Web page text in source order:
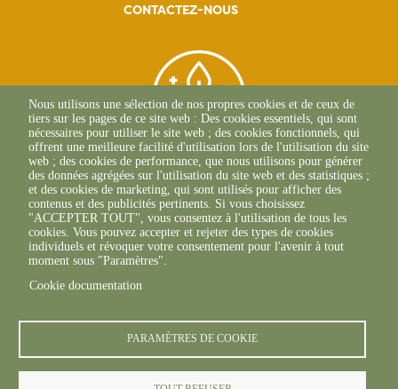
CONTACTEZ-NOUS
BEAUNE
03 80 25 95 45
ECOLE-VALENTIN
03 81 47 79 20
Nous utilisons une sélection de nos propres cookies et de ceux de
tiers sur les pages de ce site web : Des cookies essentiels, qui sont
nécessaires pour utiliser le site web ; des cookies fonctionnels, qui
offrent une meilleure facilité d'utilisation lors de l'utilisation du site
web ; des cookies de performance, que nous utilisons pour générer
des données agrégées sur l'utilisation du site web et des statistiques ;
et des cookies de marketing, qui sont utilisés pour afficher des
contenus et des publicités pertinents. Si vous choisissez
"ACCEPTER TOUT", vous consentez à l'utilisation de tous les
cookies. Vous pouvez accepter et rejeter des types de cookies
individuels et révoquer votre consentement pour l'avenir à tout
moment sous "Paramètres".
Cookie documentation
PARAMÈTRES DE COOKIE